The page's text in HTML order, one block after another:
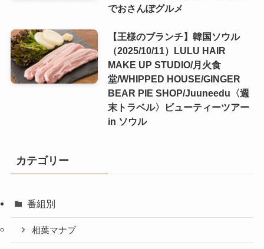
でおさんぽグルメ
【王様のブランチ】韓国ソウル
（2025/10/11）LULU HAIR
MAKE UP STUDIO/月火食
堂/WHIPPED HOUSE/GINGER
BEAR PIE SHOP/Juuneedu〈週
末トラベル〉ビューティーツアー
in ソウル
カテゴリー
番組別
相葉マナブ